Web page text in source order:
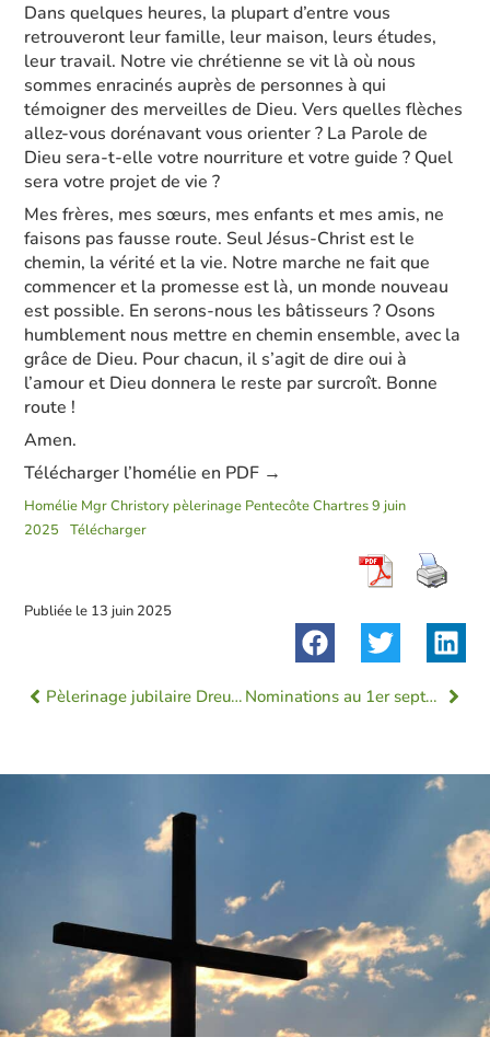
Dans quelques heures, la plupart d’entre vous
retrouveront leur famille, leur maison, leurs études,
leur travail. Notre vie chrétienne se vit là où nous
sommes enracinés auprès de personnes à qui
témoigner des merveilles de Dieu. Vers quelles flèches
allez-vous dorénavant vous orienter ? La Parole de
Dieu sera-t-elle votre nourriture et votre guide ? Quel
sera votre projet de vie ?
Mes frères, mes sœurs, mes enfants et mes amis, ne
faisons pas fausse route. Seul Jésus-Christ est le
chemin, la vérité et la vie. Notre marche ne fait que
commencer et la promesse est là, un monde nouveau
est possible. En serons-nous les bâtisseurs ? Osons
humblement nous mettre en chemin ensemble, avec la
grâce de Dieu. Pour chacun, il s’agit de dire oui à
l’amour et Dieu donnera le reste par surcroît. Bonne
route !
Amen.
Télécharger l’homélie en PDF →
Homélie Mgr Christory pèlerinage Pentecôte Chartres 9 juin
2025
Télécharger
Publiée le 13 juin 2025
Pèlerinage jubilaire Dreux-Chartres Nominations au 1er septembre 2025